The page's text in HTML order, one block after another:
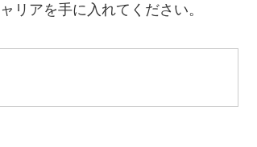
リアを手に入れてください。